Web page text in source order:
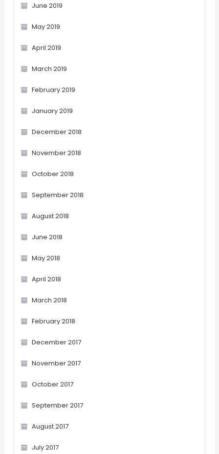
June 2019
May 2019
April 2019
March 2019
February 2019
January 2019
December 2018
November 2018
October 2018
September 2018
August 2018
June 2018
May 2018
April 2018
March 2018
February 2018
December 2017
November 2017
October 2017
September 2017
August 2017
July 2017